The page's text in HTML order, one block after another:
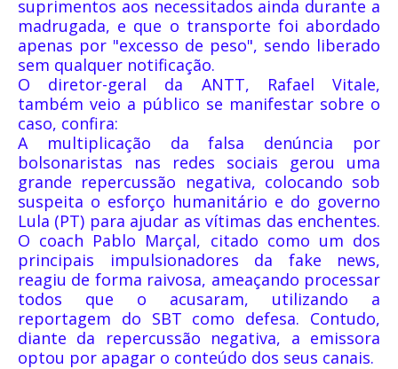
suprimentos aos necessitados ainda durante a
madrugada, e que o transporte foi abordado
apenas por "excesso de peso", sendo liberado
sem qualquer notificação.
O diretor-geral da ANTT, Rafael Vitale,
também veio a público se manifestar sobre o
caso, confira:
A multiplicação da falsa denúncia por
bolsonaristas nas redes sociais gerou uma
grande repercussão negativa, colocando sob
suspeita o esforço humanitário e do governo
Lula (PT) para ajudar as vítimas das enchentes.
O coach Pablo Marçal, citado como um dos
principais impulsionadores da fake news,
reagiu de forma raivosa, ameaçando processar
todos que o acusaram, utilizando a
reportagem do SBT como defesa. Contudo,
diante da repercussão negativa, a emissora
optou por apagar o conteúdo dos seus canais.